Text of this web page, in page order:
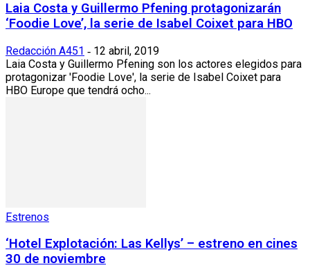
Laia Costa y Guillermo Pfening protagonizarán
‘Foodie Love’, la serie de Isabel Coixet para HBO
Redacción A451 - 12 abril, 2019
Laia Costa y Guillermo Pfening son los actores elegidos para
protagonizar 'Foodie Love', la serie de Isabel Coixet para
HBO Europe que tendrá ocho...
Estrenos
‘Hotel Explotación: Las Kellys’ – estreno en cines
30 de noviembre